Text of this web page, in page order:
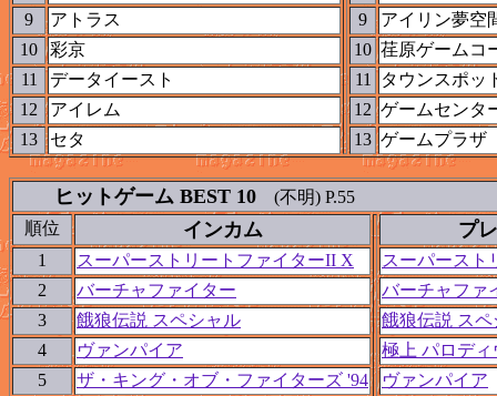
9
アトラス 9
アイリン夢空
10
彩京 10 荏原ゲームコ
11
データイースト 11
タウンスポッ
12
アイレム 12 ゲームセンタ
13
セタ 13 ゲームプラザ
ヒットゲーム BEST 10 (不明) P.55
順位
インカム プ
1 スーパーストリートファイターII X
スーパースト
2
バーチャファイター
バーチャファ
3
餓狼伝説 スペシャル
餓狼伝説 スペ
4
ヴァンパイア
極上 パロディ
5
ザ・キング・オブ・ファイターズ '94
ヴァンパイア